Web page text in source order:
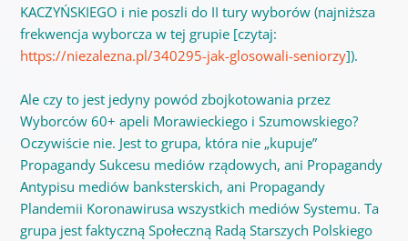
KACZYŃSKIEGO i nie poszli do II tury wyborów (najniższa
frekwencja wyborcza w tej grupie [czytaj:
https://niezalezna.pl/340295-jak-glosowali-seniorzy]).
Ale czy to jest jedyny powód zbojkotowania przez
Wyborców 60+ apeli Morawieckiego i Szumowskiego?
Oczywiście nie. Jest to grupa, która nie „kupuje”
Propagandy Sukcesu mediów rządowych, ani Propagandy
Antypisu mediów banksterskich, ani Propagandy
Plandemii Koronawirusa wszystkich mediów Systemu. Ta
grupa jest faktyczną Społeczną Radą Starszych Polskiego